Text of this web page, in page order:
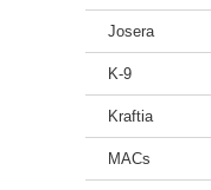
Josera
K-9
Kraftia
MACs